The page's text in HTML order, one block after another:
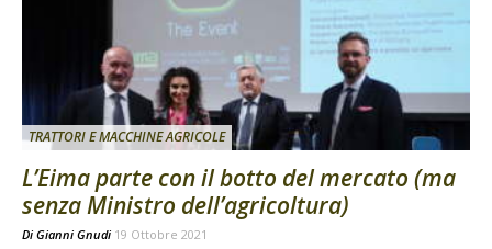
TRATTORI E MACCHINE AGRICOLE
L’Eima parte con il botto del mercato (ma
senza Ministro dell’agricoltura)
Di Gianni Gnudi 19 Ottobre 2021